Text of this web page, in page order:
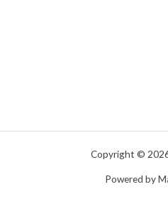
Copyright ©
Powered by